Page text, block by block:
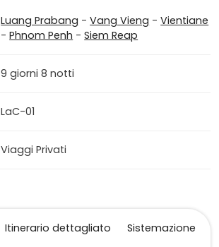
Luang Prabang -Vang Vieng -Vientiane
-Phnom Penh -Siem Reap
9 giorni 8 notti
LaC-01
Viaggi Privati
Itinerario dettagliato
Sistemazione